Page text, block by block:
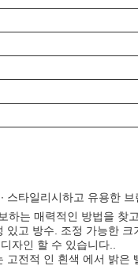
스타일리시하고 유용한
하는 매력적인 방법을 찾
있고 방수. 조정 가능한
자인 할 수 있습니다..
고전적 인 흰색 에서 밝은